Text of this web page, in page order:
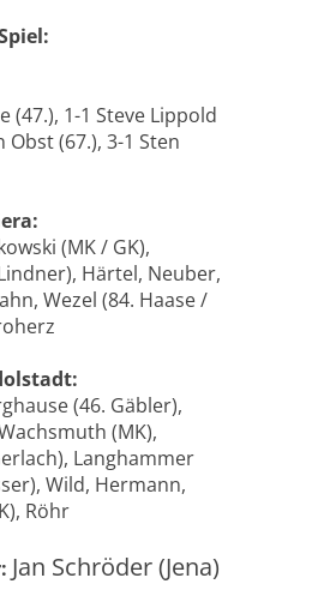
(47.), 1-1 Steve Lippold
Obst (67.), 3-1 Sten
(MK / GK),
Härtel, Neuber,
Wezel (84. Haase /
(46. Gäbler),
(MK),
Langhammer
Wild, Hermann,
Röhr
Jan Schröder (Jena)